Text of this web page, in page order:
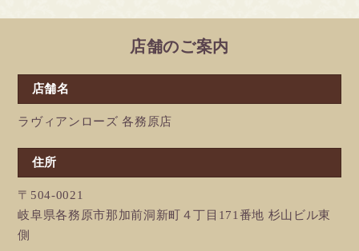
店舗のご案内
店舗名
ラヴィアンローズ 各務原店
住所
〒504-0021
岐阜県各務原市那加前洞新町４丁目171番地 杉山ビル東
側